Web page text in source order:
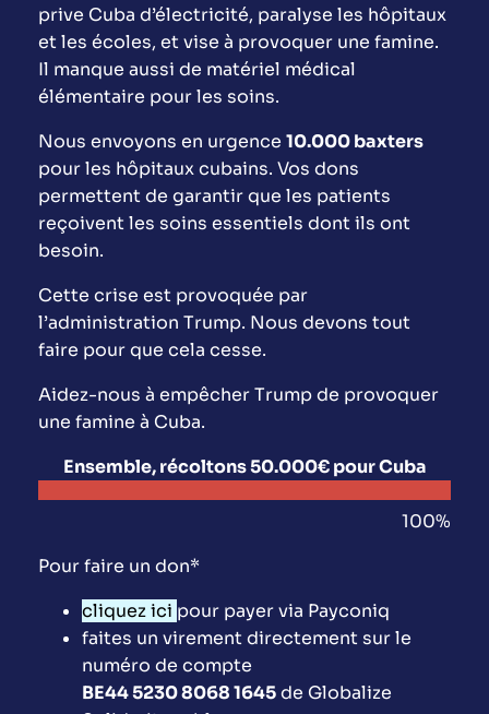
prive Cuba d’électricité, paralyse les hôpitaux
et les écoles, et vise à provoquer une famine.
Il manque aussi de matériel médical
élémentaire pour les soins.
Nous envoyons en urgence 10.000 baxters
pour les hôpitaux cubains. Vos dons
permettent de garantir que les patients
reçoivent les soins essentiels dont ils ont
besoin.
Cette crise est provoquée par
l’administration Trump. Nous devons tout
faire pour que cela cesse.
Aidez-nous à empêcher Trump de provoquer
une famine à Cuba.
Ensemble, récoltons 50.000€ pour Cuba
100%
Pour faire un don*
cliquez ici pour payer via Payconiq
faites un virement directement sur le
numéro de compte
BE44 5230 8068 1645de Globalize